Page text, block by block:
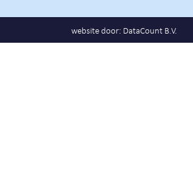
website door: DataCount B.V.